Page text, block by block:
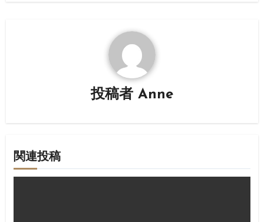
投稿者 Anne
関連投稿